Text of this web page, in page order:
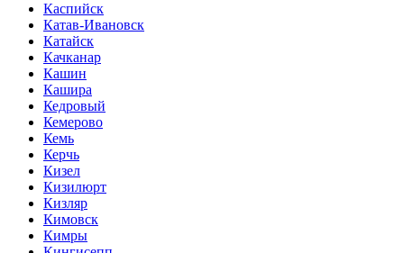
Каспийск
Катав-Ивановск
Катайск
Качканар
Кашин
Кашира
Кедровый
Кемерово
Кемь
Керчь
Кизел
Кизилюрт
Кизляр
Кимовск
Кимры